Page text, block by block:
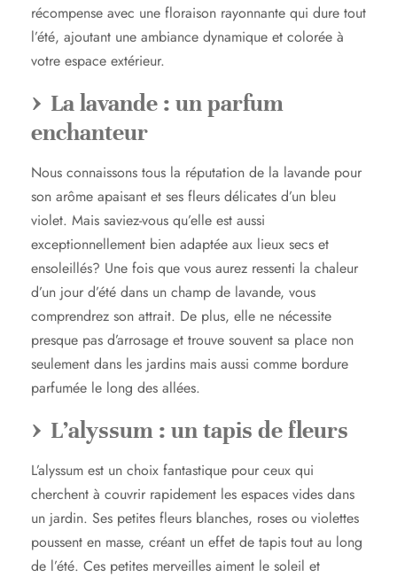
récompense avec une floraison rayonnante qui dure tout
l’été, ajoutant une ambiance dynamique et colorée à
votre espace extérieur.
La lavande : un parfum
enchanteur
Nous connaissons tous la réputation de la lavande pour
son arôme apaisant et ses fleurs délicates d’un bleu
violet. Mais saviez-vous qu’elle est aussi
exceptionnellement bien adaptée aux lieux secs et
ensoleillés? Une fois que vous aurez ressenti la chaleur
d’un jour d’été dans un champ de lavande, vous
comprendrez son attrait. De plus, elle ne nécessite
presque pas d’arrosage et trouve souvent sa place non
seulement dans les jardins mais aussi comme bordure
parfumée le long des allées.
L’alyssum : un tapis de fleurs
L’alyssum est un choix fantastique pour ceux qui
cherchent à couvrir rapidement les espaces vides dans
un jardin. Ses petites fleurs blanches, roses ou violettes
poussent en masse, créant un effet de tapis tout au long
de l’été. Ces petites merveilles aiment le soleil et